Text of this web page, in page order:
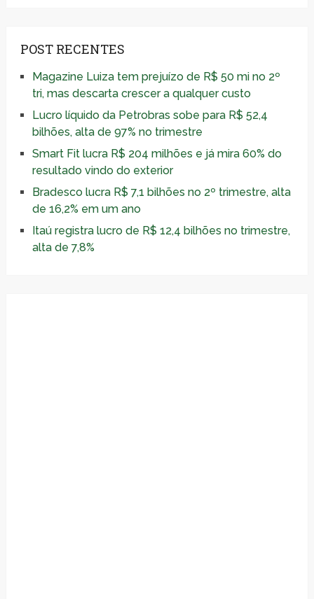
POST RECENTES
Magazine Luiza tem prejuízo de R$ 50 mi no 2º
tri, mas descarta crescer a qualquer custo
Lucro líquido da Petrobras sobe para R$ 52,4
bilhões, alta de 97% no trimestre
Smart Fit lucra R$ 204 milhões e já mira 60% do
resultado vindo do exterior
Bradesco lucra R$ 7,1 bilhões no 2º trimestre, alta
de 16,2% em um ano
Itaú registra lucro de R$ 12,4 bilhões no trimestre,
alta de 7,8%